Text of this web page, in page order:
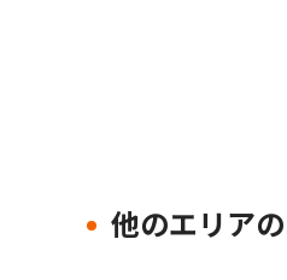
他のエリア